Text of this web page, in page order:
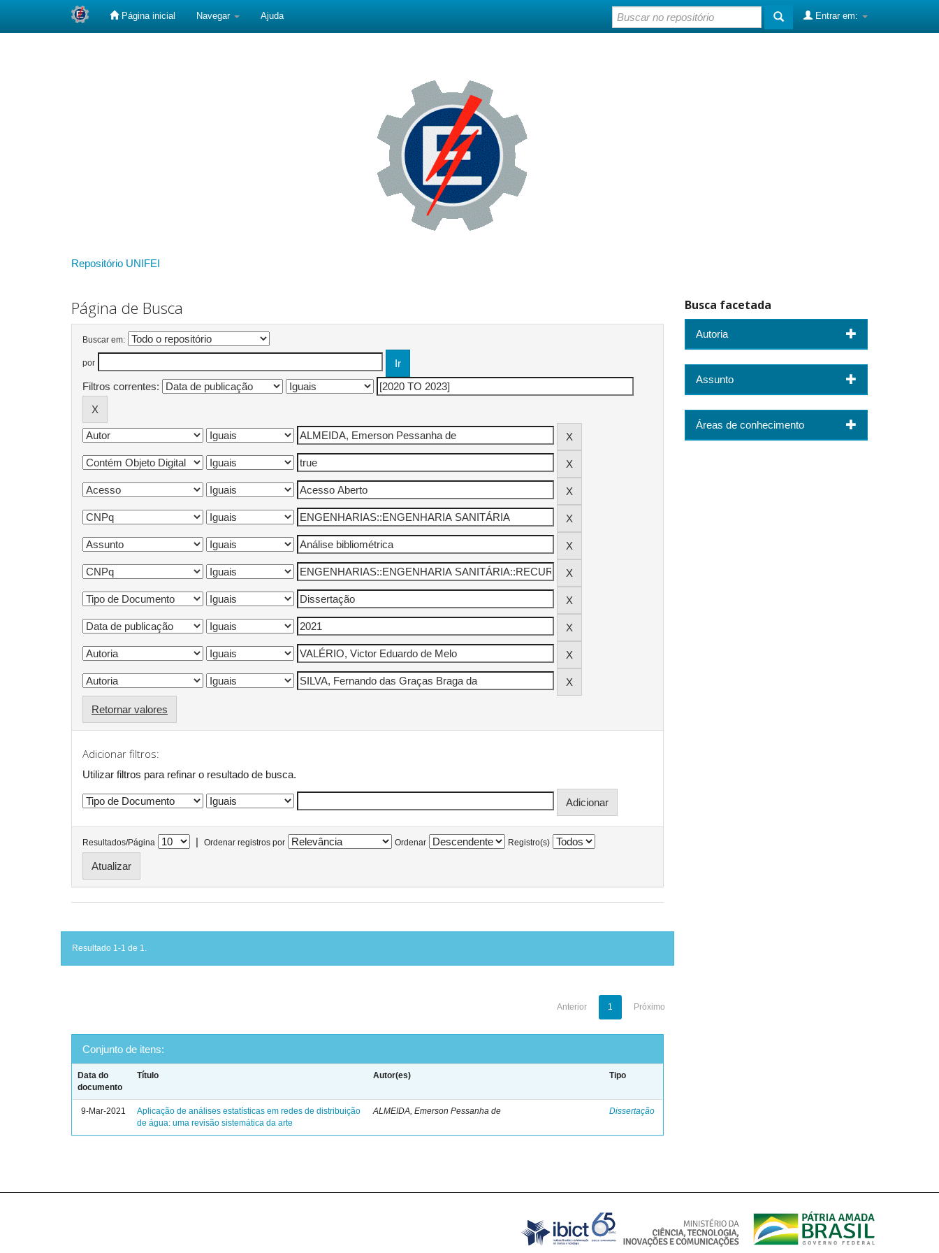
Página inicial Navegar Ajuda Entrar em:
Repositório UNIFEI
Página de Busca
Buscar em:
por
Filtros correntes:
Retornar valores
Adicionar filtros:
Utilizar filtros para refinar o resultado de busca.
Resultados/Página | Ordenar registros por Ordenar Registro(s)
Resultado 1-1 de 1.
Anterior 1 Próximo
Conjunto de itens:
Data do
documento
Título Autor(es) Tipo
9-Mar-2021
Aplicação de análises estatísticas em redes de distribuição
de água: uma revisão sistemática da arte
ALMEIDA, Emerson Pessanha de Dissertação
Busca facetada
Autoria
Assunto
Áreas de conhecimento